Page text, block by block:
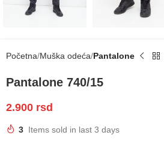
Početna Muška odeća Pantalone
Pantalone 740/15
2.900 rsd
3 Items sold in last 3 days